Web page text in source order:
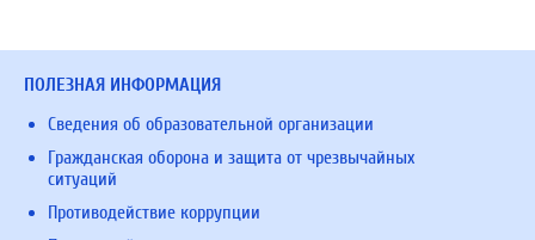
ПОЛЕЗНАЯ ИНФОРМАЦИЯ
Сведения об образовательной организации
Гражданская оборона и защита от чрезвычайных
ситуаций
Противодействие коррупции